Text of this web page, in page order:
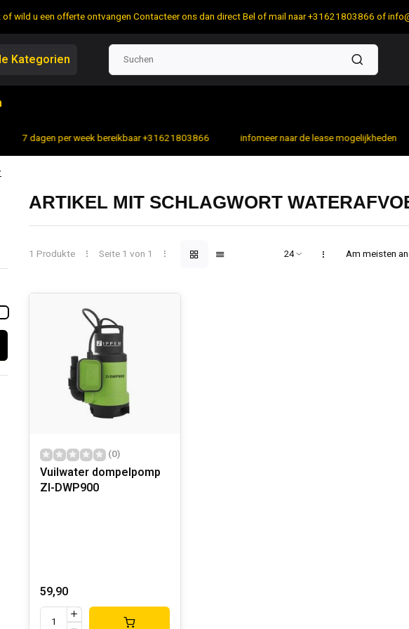
wild u een offerte ontvangen Contacteer ons dan direct Bel of mail naar +31621803866 of
Kategorien
7 dagen per week bereikbaar +31621803866 infomeer naar de lease mogelijkheden
ARTIKEL MIT SCHLAGWORT
1 Produkte Seite 1 von 1 Am meisten
(0)
Vuilwater dompelpomp
ZI-DWP900
59,90